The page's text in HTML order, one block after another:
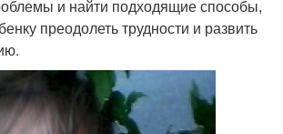
и найти подходящие способы,
преодолеть трудности и развить